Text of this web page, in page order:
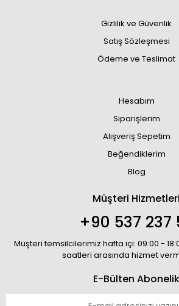
Gizlilik ve Güvenlik
Satış Sözleşmesi
Ödeme ve Teslimat
Hesabım
Siparişlerim
Alışveriş Sepetim
Beğendiklerim
Blog
Müşteri Hizmetleri
+90 537 237
Müşteri temsilcilerimiz hafta içi: 09:00 -
saatleri arasında hizmet
E-Bülten Abonelik